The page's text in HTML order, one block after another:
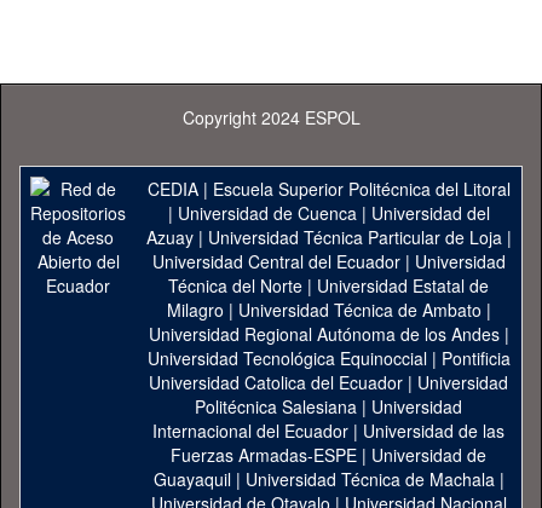
Copyright 2024 ESPOL
CEDIA| Escuela Superior Politécnica del Litoral
| Universidad de Cuenca| Universidad del
Azuay| Universidad Técnica Particular de Loja|
Universidad Central del Ecuador| Universidad
Técnica del Norte | Universidad Estatal de
Milagro | Universidad Técnica de Ambato |
Universidad Regional Autónoma de los Andes|
Universidad Tecnológica Equinoccial| Pontificia
Universidad Catolica del Ecuador | Universidad
Politécnica Salesiana | Universidad
Internacional del Ecuador | Universidad de las
Fuerzas Armadas-ESPE | Universidad de
Guayaquil| Universidad Técnica de Machala|
Universidad de Otavalo | Universidad Nacional